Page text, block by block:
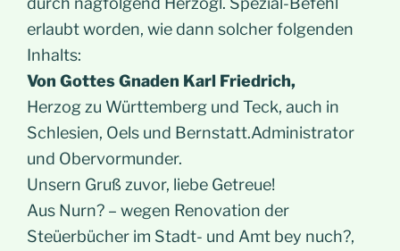
erlaubt worden, wie dann solcher folgenden
Inhalts:
Von Gottes Gnaden Karl Friedrich,
Herzog zu Württemberg und Teck, auch in
Schlesien, Oels und Bernstatt.Administrator
und Obervormunder.
Unsern Gruß zuvor, liebe Getreue!
Aus Nurn? – wegen Renovation der
Steüerbücher im Stadt- und Amt bey nuch?,